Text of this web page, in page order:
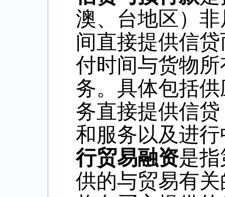
澳、台地区）
间直接提供信
付时间与货物
务。具体包括
务直接提供信
和服务以及进
行贸易融资是指
供的与贸易有